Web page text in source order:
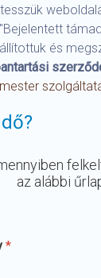
és
az alábbi
*